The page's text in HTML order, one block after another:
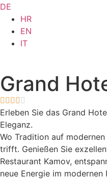
DE
HR
EN
IT
Grand
Erleben Sie das Grand
Eleganz.
Wo Tradition auf
trifft. Genießen Sie
Restaurant Kamov,
neue Energie im modernen